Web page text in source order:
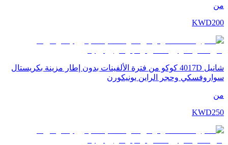
من
KWD200
شانيل 4017D كوكو من فترة الألفينات بدون إطار مزينة بكريستال
سواروفسكي وحجر الراين يونيكورن
من
KWD250